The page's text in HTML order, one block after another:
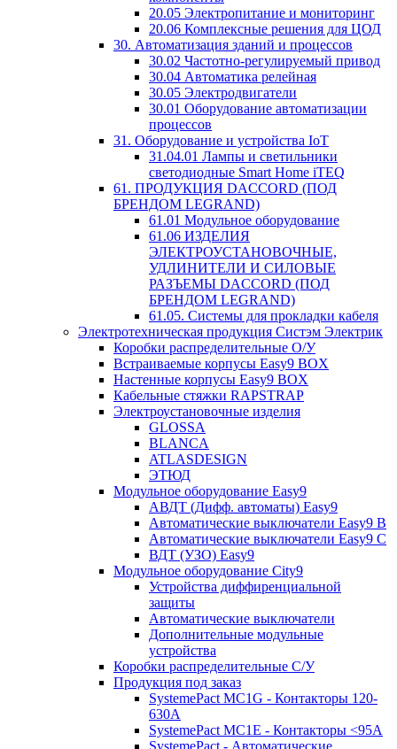
20.05 Электропитание и мониторинг
20.06 Комплексные решения для ЦОД
30. Автоматизация зданий и процессов
30.02 Частотно-регулируемый привод
30.04 Автоматика релейная
30.05 Электродвигатели
30.01 Оборудование автоматизации
процессов
31. Оборудование и устройства IoT
31.04.01 Лампы и светильники
светодиодные Smart Home iTEQ
61. ПРОДУКЦИЯ DACCORD (ПОД
БРЕНДОМ LEGRAND)
61.01 Модульное оборудование
61.06 ИЗДЕЛИЯ
ЭЛЕКТРОУСТАНОВОЧНЫЕ,
УДЛИНИТЕЛИ И СИЛОВЫЕ
РАЗЪЕМЫ DACCORD (ПОД
БРЕНДОМ LEGRAND)
61.05. Системы для прокладки кабеля
Электротехническая продукция Систэм Электрик
Коробки распределительные О/У
Встраиваемые корпусы Easy9 BOX
Настенные корпусы Easy9 BOX
Кабельные стяжки RAPSTRAP
Электроустановочные изделия
GLOSSA
BLANCA
ATLASDESIGN
ЭТЮД
Модульное оборудование Easy9
АВДТ (Дифф. автоматы) Easy9
Автоматические выключатели Easy9 В
Автоматические выключатели Easy9 С
ВДТ (УЗО) Easy9
Модульное оборудование City9
Устройства диффиренциальной
защиты
Автоматические выключатели
Дополнительные модульные
устройства
Коробки распределительные C/У
Продукция под заказ
SystemePact MC1G - Контакторы 120-
630A
SystemePact MC1E - Контакторы <95A
SystemePact - Автоматические